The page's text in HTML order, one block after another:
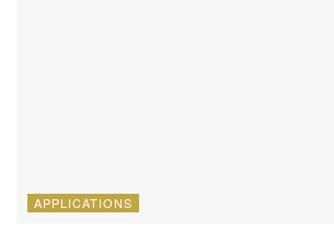
APPLICATIONS